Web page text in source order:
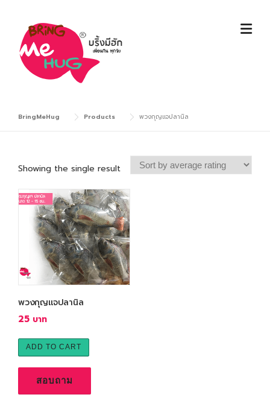
content
BringMeHug Products พวงกุญแจปลานิล
Showing the single result
พวงกุญแจปลานิล
25
ADD TO CART
สอบถาม